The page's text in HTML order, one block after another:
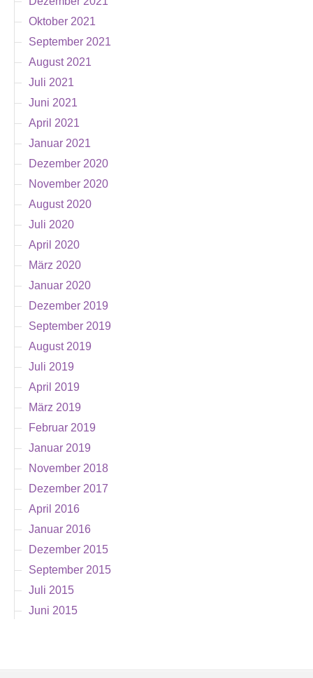
Oktober 2021
September 2021
August 2021
Juli 2021
Juni 2021
April 2021
Januar 2021
Dezember 2020
November 2020
August 2020
Juli 2020
April 2020
März 2020
Januar 2020
Dezember 2019
September 2019
August 2019
Juli 2019
April 2019
März 2019
Februar 2019
Januar 2019
November 2018
Dezember 2017
April 2016
Januar 2016
Dezember 2015
September 2015
Juli 2015
Juni 2015